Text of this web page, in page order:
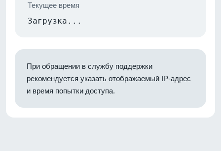
Текущее время
Загрузка...
При обращении в службу поддержки
рекомендуется указать отображаемый IP-адрес
и время попытки доступа.